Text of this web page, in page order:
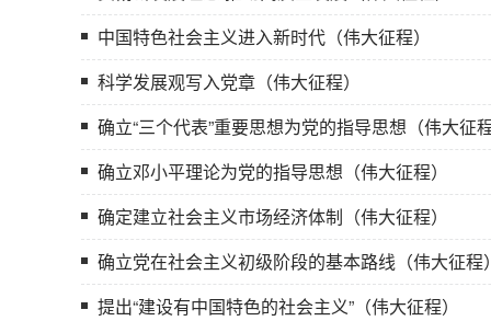
中国特色社会主义进入新时代（伟大征程）
科学发展观写入党章（伟大征程）
确立“三个代表”重要思想为党的指导思想（伟大征
确立邓小平理论为党的指导思想（伟大征程）
确定建立社会主义市场经济体制（伟大征程）
确立党在社会主义初级阶段的基本路线（伟大征程
提出“建设有中国特色的社会主义”（伟大征程）